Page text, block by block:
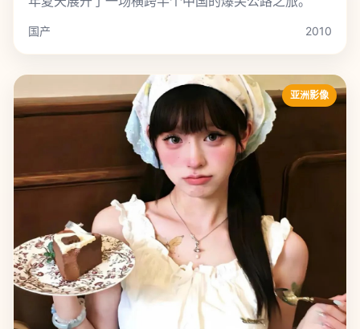
国产 2010
亚洲影像